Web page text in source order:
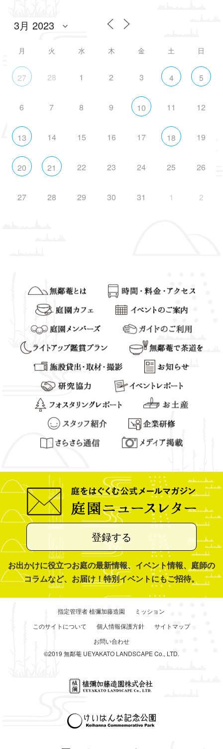
月 火 水 木 金 土 日
27 28 1 2 3 4 5
6 7 8 9 10 11 12
13 14 15 16 17 18 19
20 21 22 23 24 25 26
27 28 29 30 31 1 2
登録する
お出かけに役立つお庭の最新情報、イベント情報、庭師の
コラムなど、お届け！特別イベントにもご招待。
指定管理者 植彌加藤造園
ミッション
このサイトについて
個人情報保護方針
サイトマップ
お問い合わせ
©2019 無鄰菴 UEYAKATO LANDSCAPE Co., LTD.